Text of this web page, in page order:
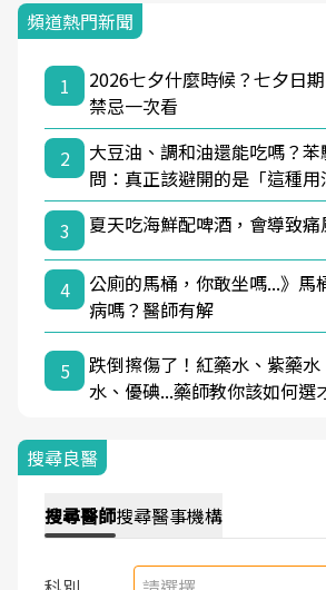
頻道熱門新聞
1
2026七夕什麼時候？七夕日
禁忌一次看
2
大豆油、調和油還能吃嗎？
問：真正該避開的是「這種用
3
夏天吃海鮮配啤酒，會導致痛
4
公廁的馬桶，你敢坐嗎...》馬
病嗎？醫師有解
5
跌倒擦傷了！紅藥水、紫藥
水、優碘...藥師教你該如何選
搜尋良醫
搜尋醫師搜尋醫事機構